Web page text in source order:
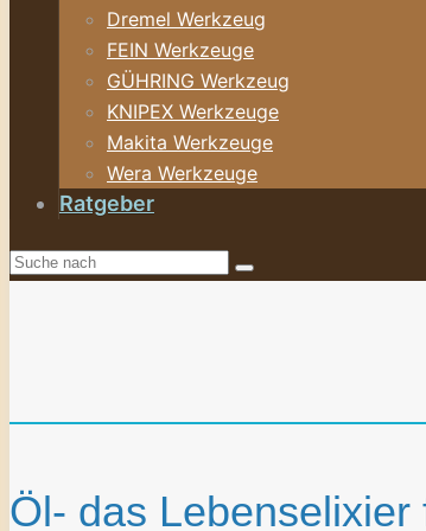
Dremel Werkzeug
FEIN Werkzeuge
GÜHRING Werkzeug
KNIPEX Werkzeuge
Makita Werkzeuge
Wera Werkzeuge
Ratgeber
Öl- das